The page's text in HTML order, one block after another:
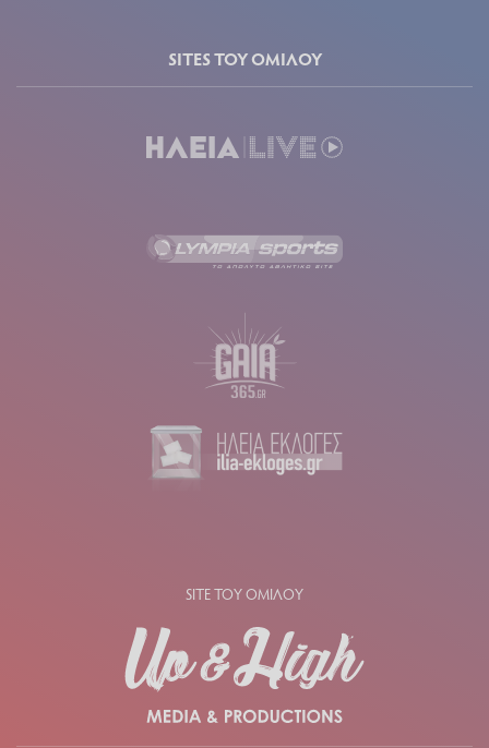
SITES ΤΟΥ ΟΜΙΛΟΥ
SITE ΤΟΥ ΟΜΙΛΟΥ